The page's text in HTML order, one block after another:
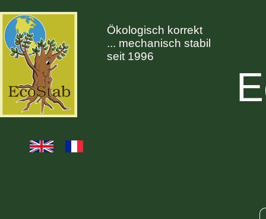
Ökologisch korrekt
... mechanisch stabil
seit 1996